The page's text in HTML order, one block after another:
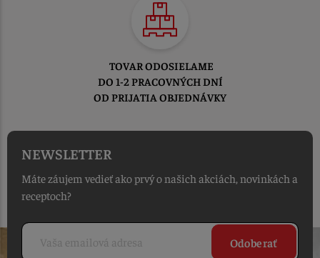
TOVAR ODOSIELAME
DO 1-2 PRACOVNÝCH DNÍ
OD PRIJATIA OBJEDNÁVKY
NEWSLETTER
Máte záujem vedieť ako prvý o našich akciách, novinkách a
receptoch?
Odoberať